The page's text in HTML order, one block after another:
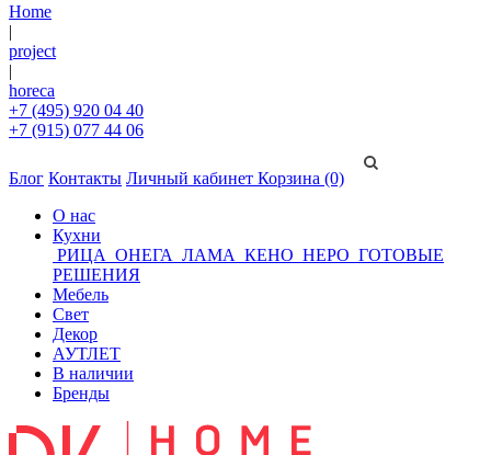
Home
|
project
|
horeca
+7 (495) 920 04 40
+7 (915) 077 44 06
Блог Контакты Личный кабинет Корзина (0)
О нас
Кухни
РИЦА ОНЕГА ЛАМА КЕНО НЕРО ГОТОВЫЕ
РЕШЕНИЯ
Мебель
Свет
Декор
АУТЛЕТ
В наличии
Бренды